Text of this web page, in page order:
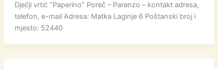
Dječji vrtić “Paperino” Poreč – Parenzo – kontakt adresa,
telefon, e-mail Adresa: Matka Laginje 6 Poštanski broj i
mjesto: 52440